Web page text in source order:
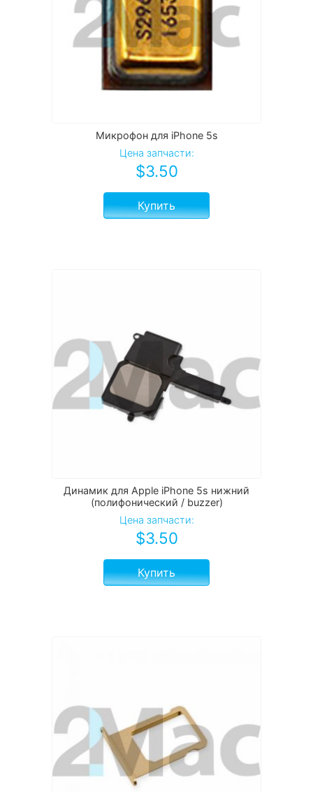
Микрофон для iPhone 5s
Цена запчасти:
$3.50
Купить
Динамик для Apple iPhone 5s нижний
(полифонический / buzzer)
Цена запчасти:
$3.50
Купить